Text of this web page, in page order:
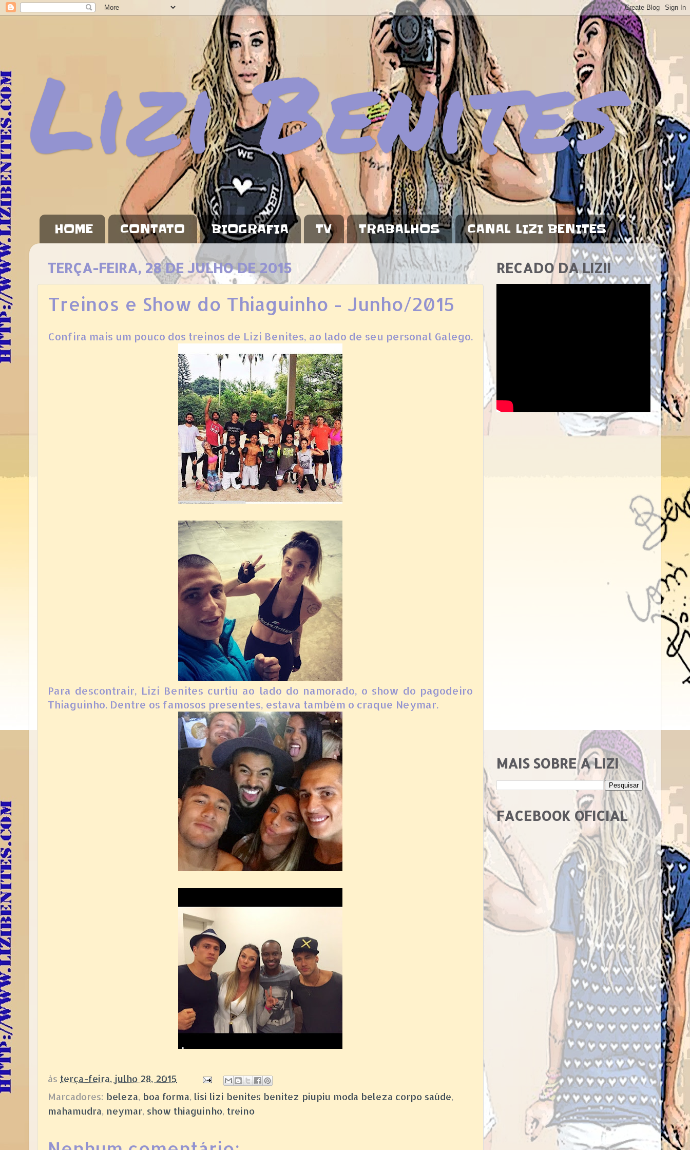
Lizi Benites
HOME CONTATO BIOGRAFIA TV TRABALHOS CANAL LIZI BENITES
TERÇA-FEIRA, 28 DE JULHO DE 2015
Treinos e Show do Thiaguinho - Junho/2015
Confira mais um pouco dos treinos de Lizi Benites, ao lado de seu personal Galego.
Para descontrair, Lizi Benites curtiu ao lado do namorado, o show do pagodeiro
Thiaguinho. Dentre os famosos presentes, estava também o craque Neymar.
às terça-feira, julho 28, 2015
Marcadores: beleza, boa forma, lisi lizi benites benitez piupiu moda beleza corpo saúde,
mahamudra, neymar, show thiaguinho, treino
RECADO DA LIZI!
MAIS SOBRE A LIZI
FACEBOOK OFICIAL